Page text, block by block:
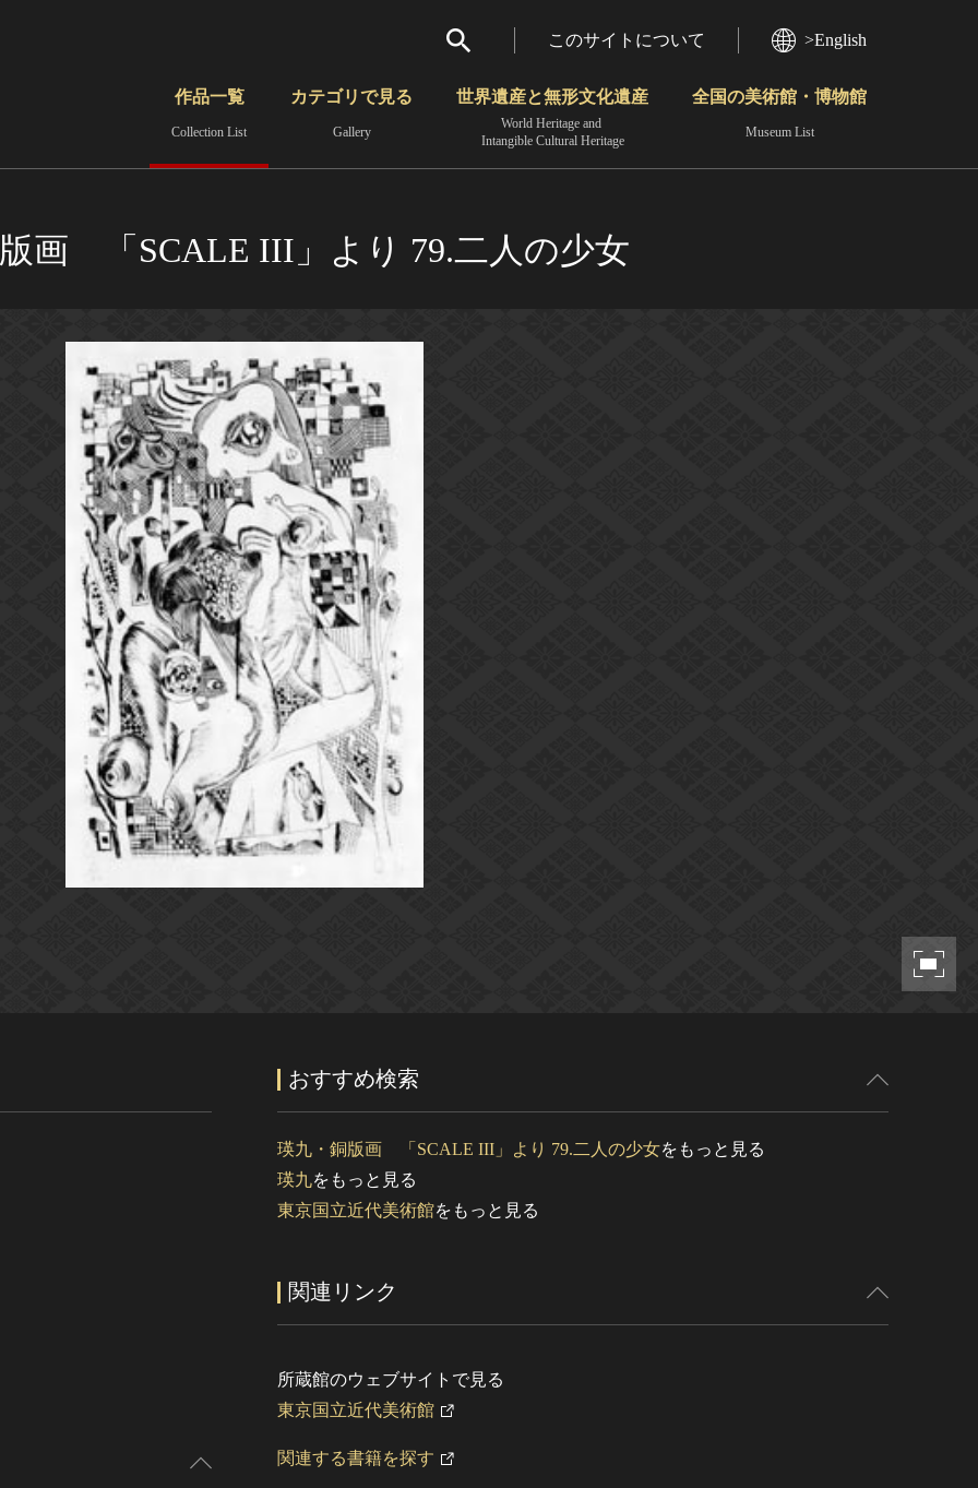
さらに詳細検索
このサイトについて >English
作品一覧
Collection List
カテゴリで見る
Gallery
世界遺産と無形文化遺産
World Heritage and
Intangible Cultural Heritage
全国の美術館・博物館
Museum List
画 「SCALE III」より 79.二人の少女
おすすめ検索
瑛九・銅版画 「SCALE III」より 79.二人の少女をもっと見る
瑛九をもっと見る
東京国立近代美術館をもっと見る
関連リンク
所蔵館のウェブサイトで見る
東京国立近代美術館
関連する書籍を探す